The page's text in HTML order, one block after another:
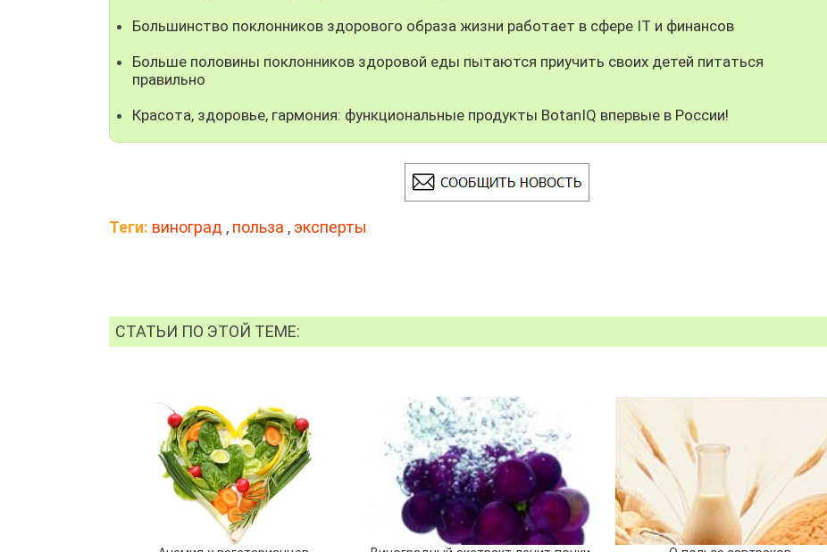
Большинство поклонников здорового образа жизни работает в сфере IT и финансов
Больше половины поклонников здоровой еды пытаются приучить своих детей питаться
правильно
Красота, здоровье, гармония: функциональные продукты BotanIQ впервые в России!
Теги: виноград , польза , эксперты
СТАТЬИ ПО ЭТОЙ ТЕМЕ: